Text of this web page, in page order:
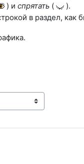
) и спрятать (
).
в раздел, как